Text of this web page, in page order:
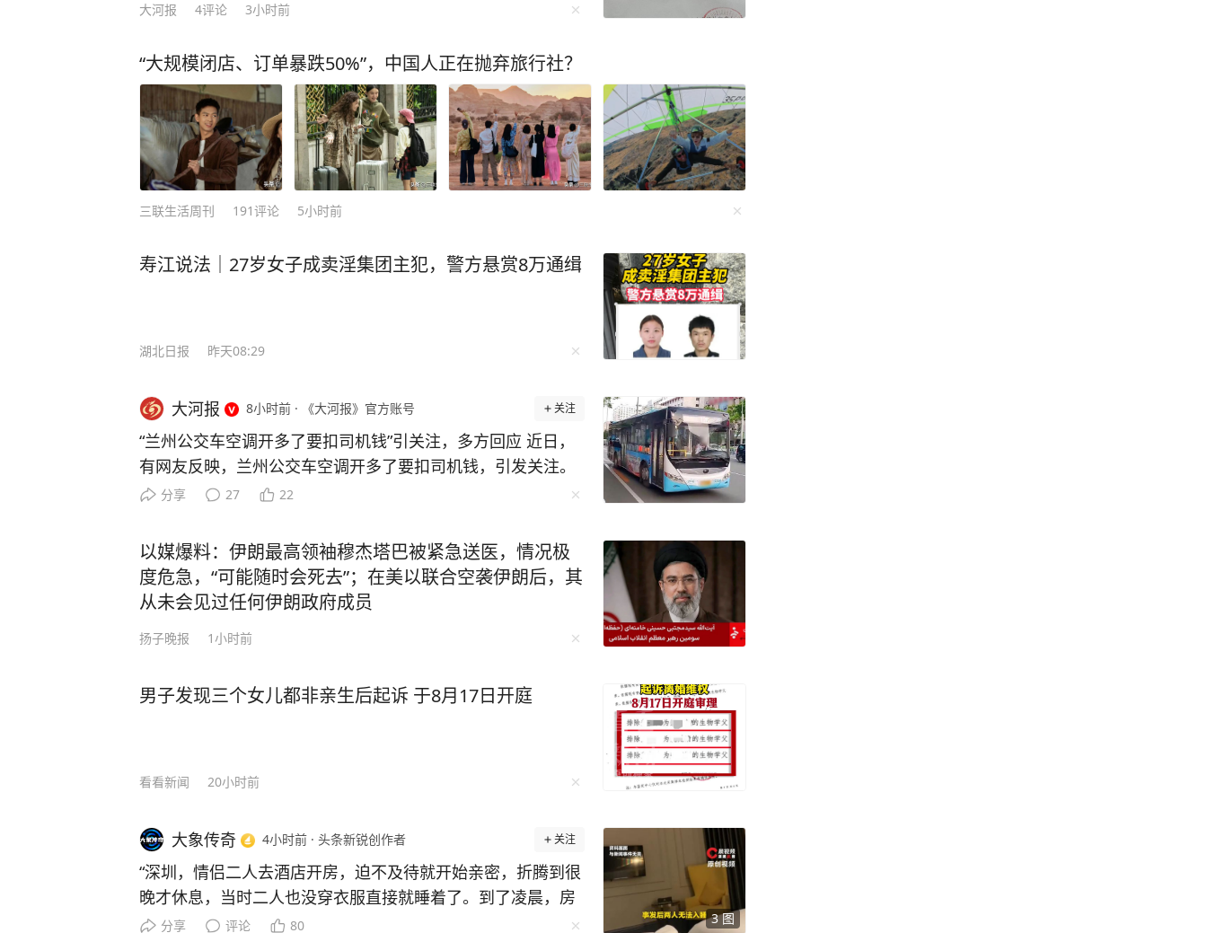
大河报 4评论 3小时前
“大规模闭店、订单暴跌50%”，中国人正在抛弃旅行社？
三联生活周刊 191评论 5小时前
寿江说法｜27岁女子成卖淫集团主犯，警方悬赏8万通缉
湖北日报 昨天08:29
大河报 8小时前 · 《大河报》官方账号 关注
“兰州公交车空调开多了要扣司机钱”引关注，多方回应 近日，
有网友反映，兰州公交车空调开多了要扣司机钱，引发关注。
8月6日，兰州公交集团第六客运公司一名公交车司机告诉中国
车辆用气量或用电量进行考核，若超出公司规定用量，费用需
由司机本人承担。超出部分按照每立方米天然气3.1元扣费，电
车则按照每度电0.8元计算。 图为兰州街头的公交车（资料
图） 据其称，该规定实施以来，每月总有司机因此被扣款，而
部分司机为了节省用量，会选择少开或不开空调，“如果乘客投
中国新闻周刊从兰州公交集团了解到，当室外温度超过30度，
大，公司希望通过内部管理降低成本，并非变相扣减司机工
别，例如有些驾驶员长期不熄火，或提速后猛踩刹车，这些驾
驶习惯将增加能源消耗，“一个月可能就多出十几方气，无形中
造成浪费”。 工作人员称，该集团下设7个客运公司，通过节能
管理措施，集团测算一年可节约能源成本4000-5000万元。各
分享 27 22
以媒爆料：伊朗最高领袖穆杰塔巴被紧急送医，情况极
度危急，“可能随时会死去”；在美以联合空袭伊朗后，其
从未会见过任何伊朗政府成员
扬子晚报 1小时前
男子发现三个女儿都非亲生后起诉 于8月17日开庭
看看新闻 20小时前
3 图
大象传奇 4小时前 · 头条新锐创作者 关注
“深圳，情侣二人去酒店开房，迫不及待就开始亲密，折腾到很
晚才休息，当时二人也没穿衣服直接就睡着了。到了凌晨，房
门突然被刷开了，有个陌生男人直接闯进来，打开了屋内的
分享 评论 80